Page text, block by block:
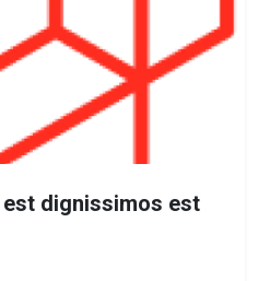
dignissimos est